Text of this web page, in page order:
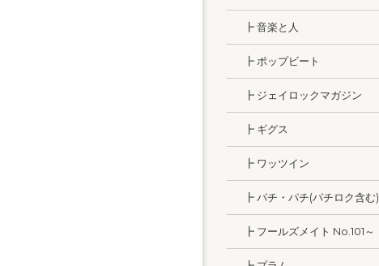
┣ 音楽と人
┣ ポップビート
┣ ジェイロックマガジン
┣ ギグス
┣ ワッツイン
┣ パチ・パチ(パチロク含む)
┣ フールズメイト No.101～